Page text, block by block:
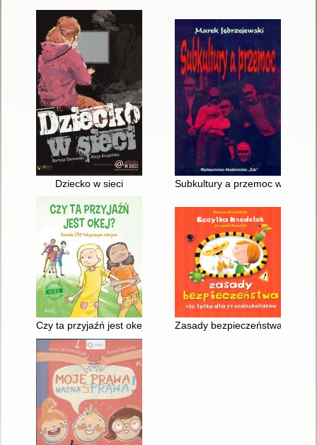
Dziecko w sieci Subkultury a przemoc w
Czy ta przyjaźń jest okej? : powiedz stop toksycznym relacjom
Zasady bezpieczeństwa nie